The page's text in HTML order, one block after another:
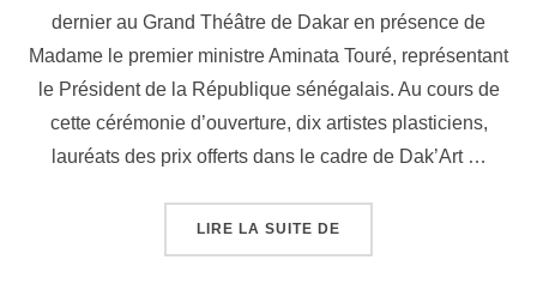
dernier au Grand Théâtre de Dakar en présence de
Madame le premier ministre Aminata Touré, représentant
le Président de la République sénégalais. Au cours de
cette cérémonie d’ouverture, dix artistes plasticiens,
lauréats des prix offerts dans le cadre de Dak’Art …
LIRE LA SUITE DE